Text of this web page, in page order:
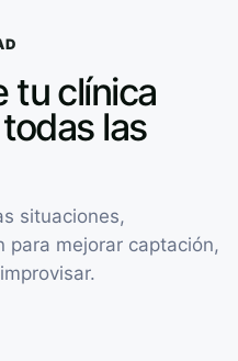
tu clínica
las
situaciones,
para mejorar captación,